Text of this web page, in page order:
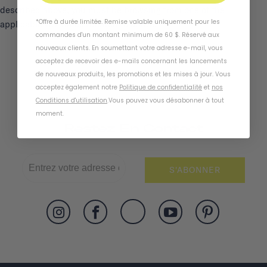
described above, you must be browsing from one of the
applicable US states referred to above.
S'ABONNER
*Offre à durée limitée. Remise valable uniquement pour les
commandes d'un montant minimum de 60 $. Réservé aux
nouveaux clients. En soumettant votre adresse e-mail, vous
acceptez de recevoir des e-mails concernant les lancements
de nouveaux produits, les promotions et les mises à jour. Vous
acceptez également notre Politique de confidentialité et nos
Conditions d'utilisation.Vous pouvez vous désabonner à tout
moment.